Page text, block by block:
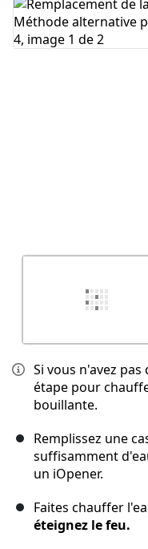
Si vous n'avez
étape pour
bouillante.
Remplissez une
suffisamment
un iOpener.
Faites chauffer
éteignez le feu.